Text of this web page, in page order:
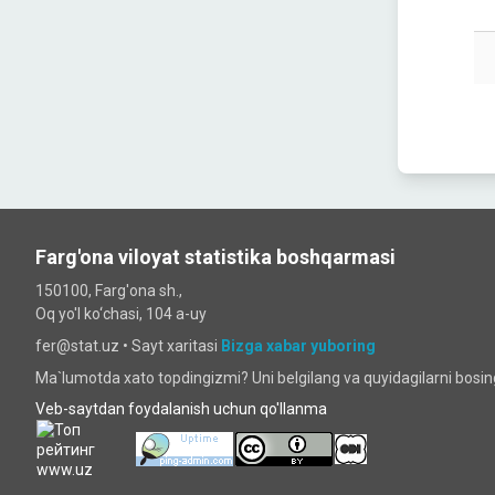
Farg'ona viloyat statistika boshqarmasi
150100, Farg'ona sh.,
Oq yo'l ko‘chаsi, 104 a-uy
fer@stat.uz • Sayt xaritasi Bizga xabar yuboring
Ma`lumotda xato topdingizmi? Uni belgilang va quyidagilarni
Veb-saytdan foydalanish uchun qo'llanma